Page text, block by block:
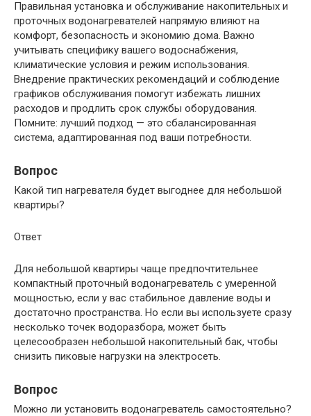
Правильная установка и обслуживание накопительных и
проточных водонагревателей напрямую влияют на
комфорт, безопасность и экономию дома. Важно
учитывать специфику вашего водоснабжения,
климатические условия и режим использования.
Внедрение практических рекомендаций и соблюдение
графиков обслуживания помогут избежать лишних
расходов и продлить срок службы оборудования.
Помните: лучший подход — это сбалансированная
система, адаптированная под ваши потребности.
Вопрос
Какой тип нагревателя будет выгоднее для небольшой
квартиры?
Ответ
Для небольшой квартиры чаще предпочтительнее
компактный проточный водонагреватель с умеренной
мощностью, если у вас стабильное давление воды и
достаточно пространства. Но если вы используете сразу
несколько точек водоразбора, может быть
целесообразен небольшой накопительный бак, чтобы
снизить пиковые нагрузки на электросеть.
Вопрос
Можно ли установить водонагреватель самостоятельно?